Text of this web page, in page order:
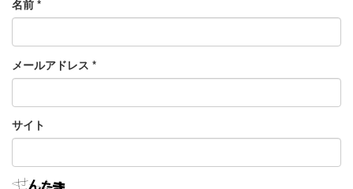
名前 *
メールアドレス *
サイト